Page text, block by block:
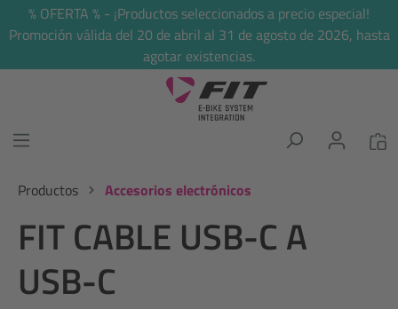
principal
% OFERTA % - ¡Productos seleccionados a precio especial!
Promoción válida del 20 de abril al 31 de agosto de 2026, hasta
agotar existencias.
Productos Accesorios electrónicos
FIT CABLE USB-C A
USB-C